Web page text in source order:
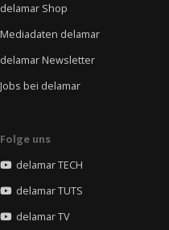
delamar Shop
Mediadaten delamar
delamar Newsletter
Jobs bei delamar
Folge uns
delamar TECH
delamar TUTS
delamar TV